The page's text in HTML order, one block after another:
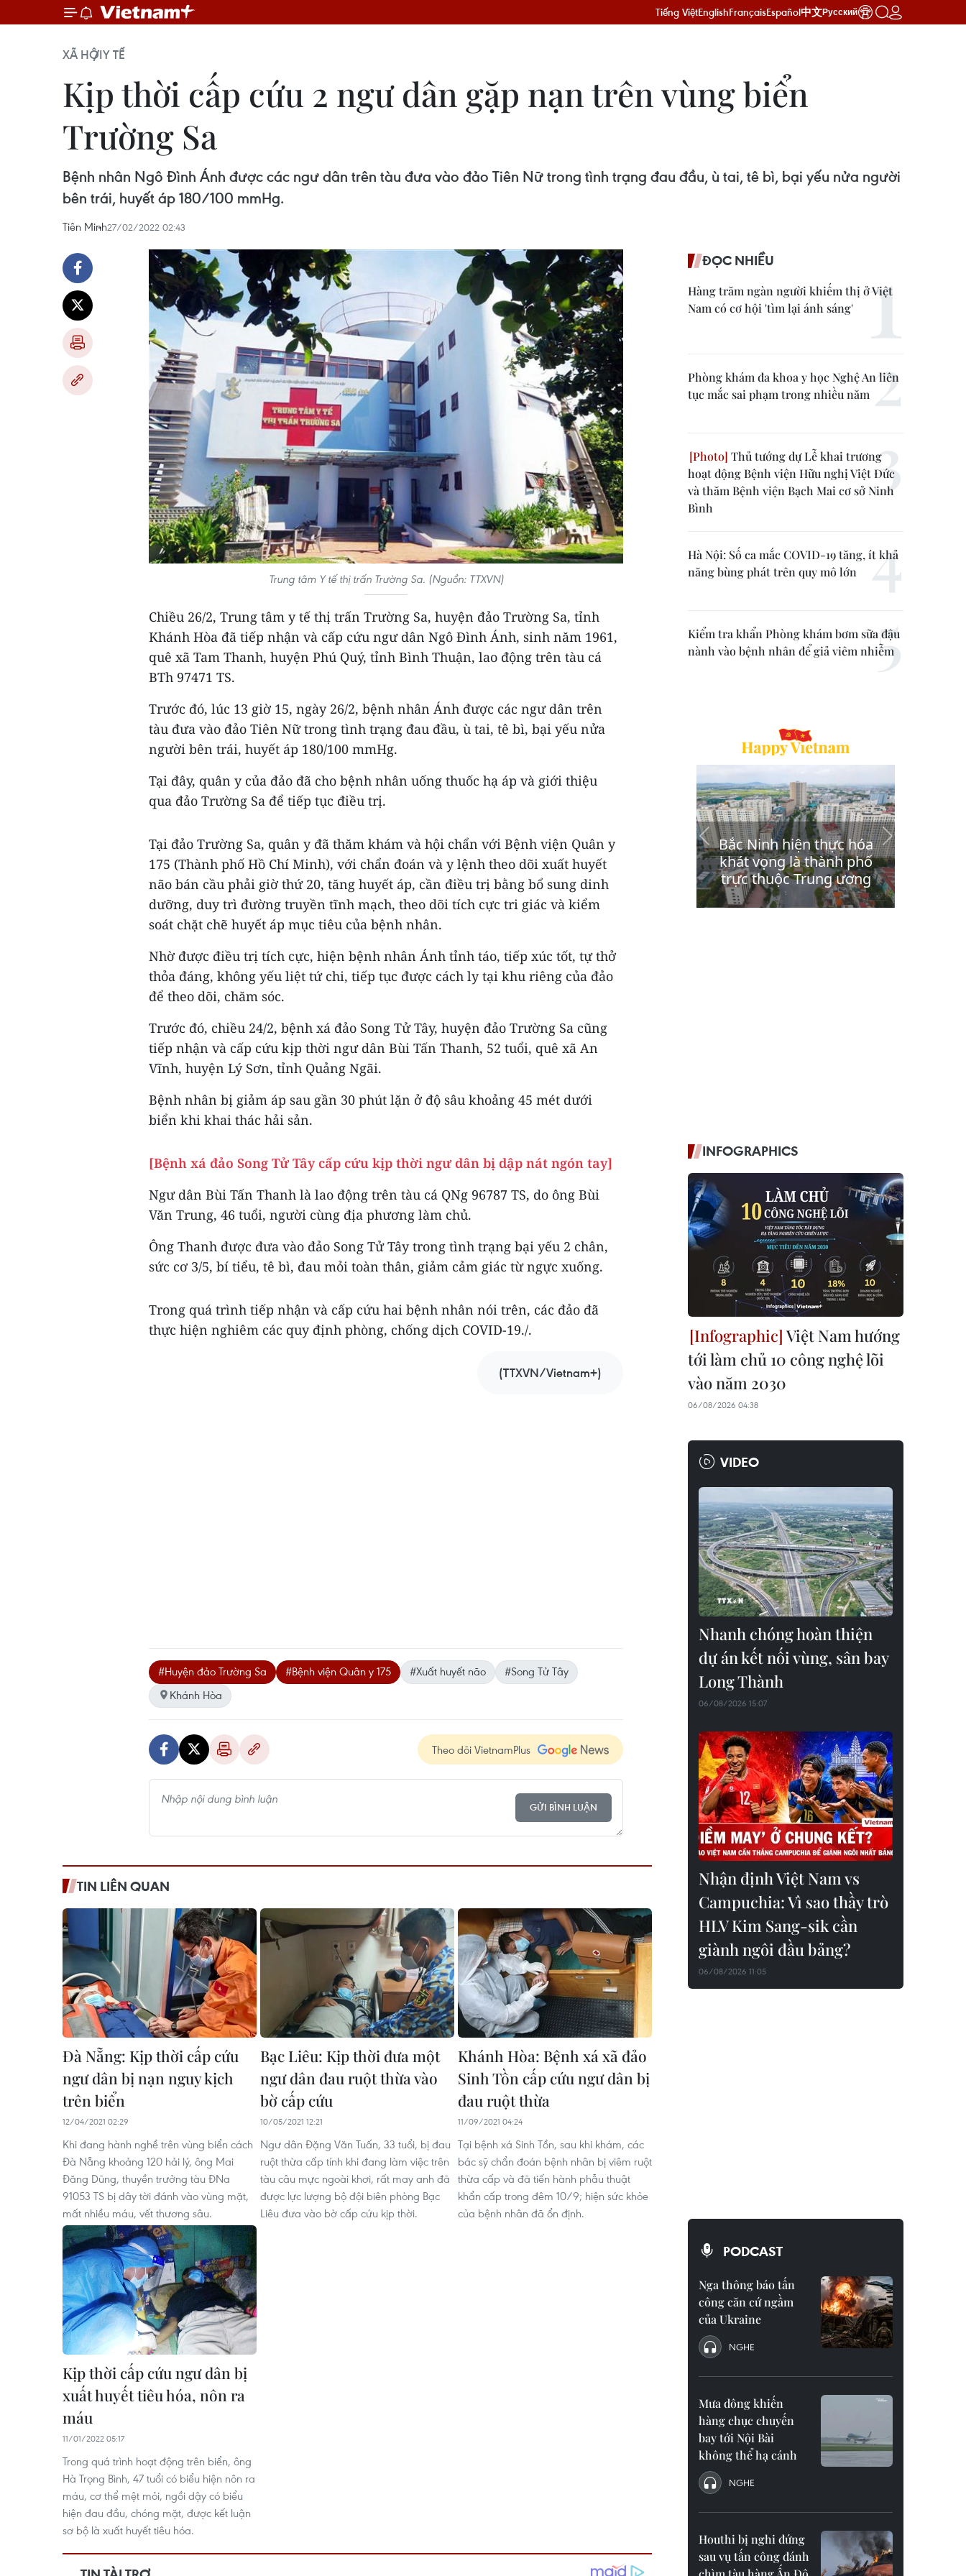
Tiếng ViệtEnglishFrançaisEspañol中文Русский
XÃ HỘIY TẾ
Kịp thời cấp cứu 2 ngư dân gặp nạn trên vùng biển
Trường Sa
Bệnh nhân Ngô Đình Ánh được các ngư dân trên tàu đưa vào đảo Tiên Nữ trong tình trạng đau đầu, ù tai, tê bì, bại yếu nửa người
bên trái, huyết áp 180/100 mmHg.
Tiên Minh27/02/2022 02:43
Trung tâm Y tế thị trấn Trường Sa. (Nguồn: TTXVN)
Chiều 26/2, Trung tâm y tế thị trấn Trường Sa, huyện đảo Trường Sa, tỉnh
Khánh Hòa đã tiếp nhận và cấp cứu ngư dân Ngô Đình Ánh, sinh năm 1961,
quê xã Tam Thanh, huyện Phú Quý, tỉnh Bình Thuận, lao động trên tàu cá
BTh 97471 TS.
Trước đó, lúc 13 giờ 15, ngày 26/2, bệnh nhân Ánh được các ngư dân trên
tàu đưa vào đảo Tiên Nữ trong tình trạng đau đầu, ù tai, tê bì, bại yếu nửa
người bên trái, huyết áp 180/100 mmHg.
Tại đây, quân y của đảo đã cho bệnh nhân uống thuốc hạ áp và giới thiệu
qua đảo Trường Sa để tiếp tục điều trị.
Tại đảo Trường Sa, quân y đã thăm khám và hội chẩn với Bệnh viện Quân y
175 (Thành phố Hồ Chí Minh), với chẩn đoán và y lệnh theo dõi xuất huyết
não bán cầu phải giờ thứ 20, tăng huyết áp, cần điều trị bằng bổ sung dinh
dưỡng, duy trì đường truyền tĩnh mạch, theo dõi tích cực tri giác và kiểm
soát chặt chẽ huyết áp mục tiêu của bệnh nhân.
Nhờ được điều trị tích cực, hiện bệnh nhân Ánh tỉnh táo, tiếp xúc tốt, tự thở
thỏa đáng, không yếu liệt tứ chi, tiếp tục được cách ly tại khu riêng của đảo
để theo dõi, chăm sóc.
Trước đó, chiều 24/2, bệnh xá đảo Song Tử Tây, huyện đảo Trường Sa cũng
tiếp nhận và cấp cứu kịp thời ngư dân Bùi Tấn Thanh, 52 tuổi, quê xã An
Vĩnh, huyện Lý Sơn, tỉnh Quảng Ngãi.
Bệnh nhân bị giảm áp sau gần 30 phút lặn ở độ sâu khoảng 45 mét dưới
biển khi khai thác hải sản.
[Bệnh xá đảo Song Tử Tây cấp cứu kịp thời ngư dân bị dập nát ngón tay]
Ngư dân Bùi Tấn Thanh là lao động trên tàu cá QNg 96787 TS, do ông Bùi
Văn Trung, 46 tuổi, người cùng địa phương làm chủ.
Ông Thanh được đưa vào đảo Song Tử Tây trong tình trạng bại yếu 2 chân,
sức cơ 3/5, bí tiểu, tê bì, đau mỏi toàn thân, giảm cảm giác từ ngực xuống.
Trong quá trình tiếp nhận và cấp cứu hai bệnh nhân nói trên, các đảo đã
thực hiện nghiêm các quy định phòng, chống dịch COVID-19./.
(TTXVN/Vietnam+)
#Huyện đảo Trường Sa #Bệnh viện Quân y 175 #Xuất huyết não
#Song Tử Tây
Khánh Hòa
Theo dõi VietnamPlus
GỬI BÌNH LUẬN
TIN LIÊN QUAN
Đà Nẵng: Kịp thời cấp cứu
ngư dân bị nạn nguy kịch
trên biển
12/04/2021 02:29
Khi đang hành nghề trên vùng biển cách
Đà Nẵng khoảng 120 hải lý, ông Mai
Đăng Dũng, thuyền trưởng tàu ĐNa
91053 TS bị dây tời đánh vào vùng mặt,
mất nhiều máu, vết thương sâu.
Bạc Liêu: Kịp thời đưa một
ngư dân đau ruột thừa vào
bờ cấp cứu
10/05/2021 12:21
Ngư dân Đặng Văn Tuấn, 33 tuổi, bị đau
ruột thừa cấp tính khi đang làm việc trên
tàu câu mực ngoài khơi, rất may anh đã
được lực lượng bộ đội biên phòng Bạc
Liêu đưa vào bờ cấp cứu kịp thời.
Khánh Hòa: Bệnh xá xã đảo
Sinh Tồn cấp cứu ngư dân bị
đau ruột thừa
11/09/2021 04:24
Tại bệnh xá Sinh Tồn, sau khi khám, các
bác sỹ chẩn đoán bệnh nhân bị viêm ruột
thừa cấp và đã tiến hành phẫu thuật
khẩn cấp trong đêm 10/9; hiện sức khỏe
của bệnh nhân đã ổn định.
Kịp thời cấp cứu ngư dân bị
xuất huyết tiêu hóa, nôn ra
máu
11/01/2022 05:17
Trong quá trình hoạt động trên biển, ông
Hà Trọng Bình, 47 tuổi có biểu hiện nôn ra
máu, cơ thể mệt mỏi, ngồi dậy có biểu
hiện đau đầu, chóng mặt, được kết luận
sơ bộ là xuất huyết tiêu hóa.
ĐỌC NHIỀU
Hàng trăm ngàn người khiếm thị ở Việt
Nam có cơ hội 'tìm lại ánh sáng'
Phòng khám đa khoa y học Nghệ An liên
tục mắc sai phạm trong nhiều năm
Thủ tướng dự Lễ khai trương
hoạt động Bệnh viện Hữu nghị Việt Đức
và thăm Bệnh viện Bạch Mai cơ sở Ninh
Bình
Hà Nội: Số ca mắc COVID-19 tăng, ít khả
năng bùng phát trên quy mô lớn
Kiểm tra khẩn Phòng khám bơm sữa đậu
nành vào bệnh nhân để giả viêm nhiễm
INFOGRAPHICS
Việt Nam hướng
tới làm chủ 10 công nghệ lõi
vào năm 2030
06/08/2026 04:38
VIDEO
Nhanh chóng hoàn thiện
dự án kết nối vùng, sân bay
Long Thành
06/08/2026 15:07
Nhận định Việt Nam vs
Campuchia: Vì sao thầy trò
HLV Kim Sang-sik cần
giành ngôi đầu bảng?
06/08/2026 11:05
PODCAST
Nga thông báo tấn
công căn cứ ngầm
của Ukraine
NGHE
Mưa dông khiến
hàng chục chuyến
bay tới Nội Bài
không thể hạ cánh
NGHE
Houthi bị nghi đứng
sau vụ tấn công đánh